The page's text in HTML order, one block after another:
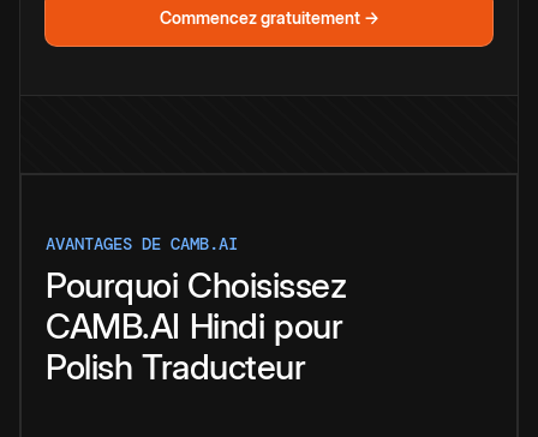
Commencez gratuitement →
AVANTAGES DE CAMB.AI
Pourquoi Choisissez
CAMB.AI Hindi pour
Polish Traducteur